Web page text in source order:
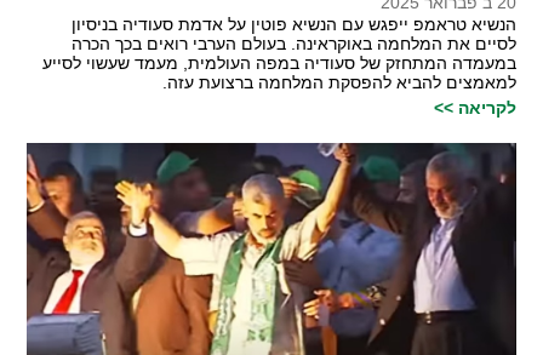
הנשיא טראמפ ייפגש עם הנשיא פוטין על אדמת סעודיה בניסיון
לסיים את המלחמה באוקראינה. בעולם הערבי רואים בכך הכרה
במעמדה המתחזק של סעודיה במפה העולמית, מעמד שעשוי לסייע
למאמצים להביא להפסקת המלחמה ברצועת עזה.
לקריאה >>